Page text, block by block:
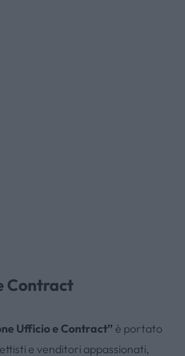
Contract
Ufficio e Contract” è portato
e venditori appassionati,